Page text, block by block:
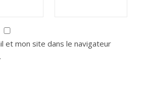
et mon site dans le navigateur